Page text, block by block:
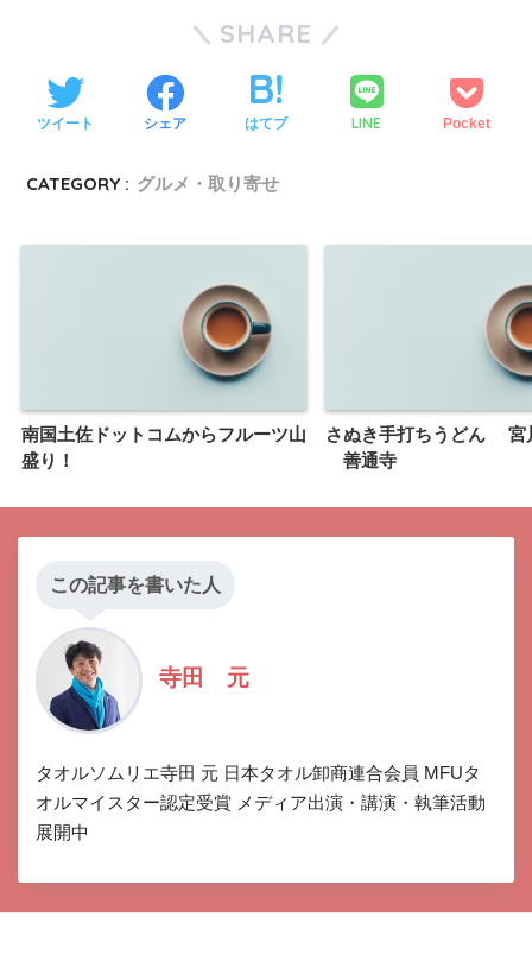
SHARE
ツイート シェア はてブ LINE Pocket
CATEGORY : グルメ・取り寄せ
南国土佐ドットコムからフルーツ山
盛り！
さぬき手打ちうどん 宮
善通寺
この記事を書いた人
寺田 元
タオルソムリエ寺田 元 日本タオル卸商連合会員 MFUタ
オルマイスター認定受賞 メディア出演・講演・執筆活動
展開中